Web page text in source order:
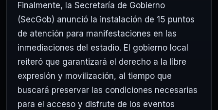
Finalmente, la Secretaría de Gobierno
(SecGob) anunció la instalación de 15 puntos
de atención para manifestaciones en las
inmediaciones del estadio. El gobierno local
reiteró que garantizará el derecho a la libre
expresión y movilización, al tiempo que
buscará preservar las condiciones necesarias
para el acceso y disfrute de los eventos